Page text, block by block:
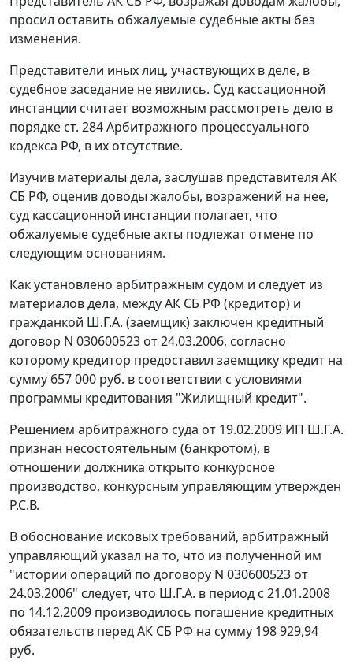
просил оставить обжалуемые судебные акты без
изменения.
Представители иных лиц, участвующих в деле, в
судебное заседание не явились. Суд кассационной
инстанции считает возможным рассмотреть дело в
порядке ст. 284Арбитражного процессуального
кодекса РФ, в их отсутствие.
Изучив материалы дела, заслушав представителя АК
СБ РФ, оценив доводы жалобы, возражений на нее,
суд кассационной инстанции полагает, что
обжалуемые судебные акты подлежат отмене по
следующим основаниям.
Как установлено арбитражным судом и следует из
материалов дела, между АК СБ РФ (кредитор) и
гражданкой Ш.Г.А. (заемщик) заключен кредитный
договор N 030600523 от 24.03.2006, согласно
которому кредитор предоставил заемщику кредит на
сумму 657 000 руб. в соответствии с условиями
программы кредитования "Жилищный кредит".
Решением арбитражного суда от 19.02.2009 ИП Ш.Г.А.
признан несостоятельным (банкротом), в
отношении должника открыто конкурсное
производство, конкурсным управляющим утвержден
Р.С.В.
В обоснование исковых требований, арбитражный
управляющий указал на то, что из полученной им
"истории операций по договору N 030600523 от
24.03.2006" следует, что Ш.Г.А. в период с 21.01.2008
по 14.12.2009 производилось погашение кредитных
обязательств перед АК СБ РФ на сумму 198 929,94
руб.